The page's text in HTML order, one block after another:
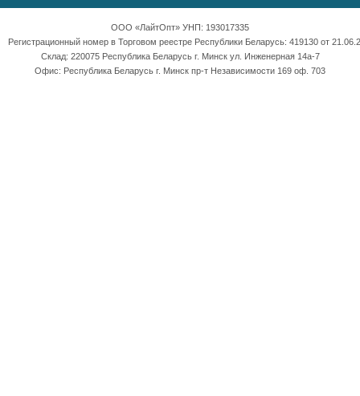
ООО «ЛайтОпт» УНП: 193017335
Регистрационный номер в Торговом реестре Республики Беларусь: 419130 от
Склад: 220075 Республика Беларусь г. Минск ул. Инженерная 14а-7
Офис: Республика Беларусь г. Минск пр-т Независимости 169 оф. 703